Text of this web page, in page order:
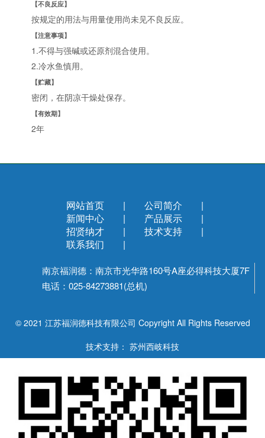
【不良反应】
按规定的用法与用量使用尚未见不良反应。
【注意事项】
1.不得与强碱或还原剂混合使用。
2.冷水鱼慎用。
【贮藏】
密闭，在阴凉干燥处保存。
【有效期】
2年
网站首页 | 公司简介 |
新闻中心 | 产品展示 |
招贤纳才 | 技术支持 |
联系我们 |
南京福润德：南京市光华路160号A座必得科技大厦7F
电话：025-84273881(总机)
© 2021 江苏福润德科技有限公司 Copyright All Rights Reserved
技术支持： 苏州西岐科技